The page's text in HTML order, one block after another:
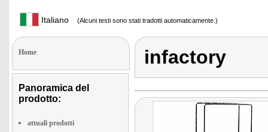
Italiano (Alcuni testi sono stati tradotti automaticamente.)
Home
Panoramica del
prodotto:
attuali prodotti
infactory